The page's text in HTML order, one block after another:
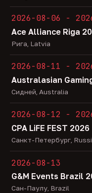
2026-08-06 -
Ace Alliance Riga
Рига, Latvia
2026-08-11 -
Australasian
Сидней, Australia
2026-08-12 -
CPA LiFE FEST 2026
Санкт-Петербург,
2026-08-13
G&M Events Brazil
Сан-Паулу, Brazil